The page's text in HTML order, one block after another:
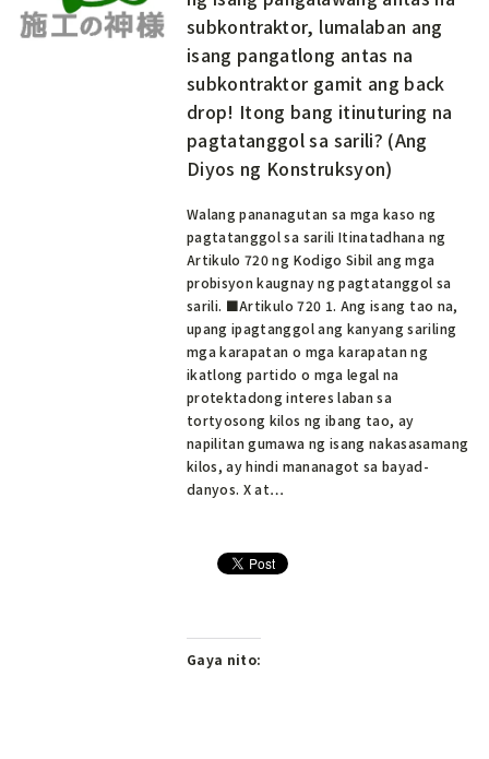
subkontraktor, lumalaban ang
isang pangatlong antas na
subkontraktor gamit ang back
drop! Itong bang itinuturing na
pagtatanggol sa sarili? (Ang
Diyos ng Konstruksyon)
Walang pananagutan sa mga kaso ng
pagtatanggol sa sarili Itinatadhana ng
Artikulo 720 ng Kodigo Sibil ang mga
probisyon kaugnay ng pagtatanggol sa
sarili. ■Artikulo 720 1. Ang isang tao na,
upang ipagtanggol ang kanyang sariling
mga karapatan o mga karapatan ng
ikatlong partido o mga legal na
protektadong interes laban sa
tortyosong kilos ng ibang tao, ay
napilitan gumawa ng isang nakasasamang
kilos, ay hindi mananagot sa bayad-
danyos. X at…
Gaya nito: